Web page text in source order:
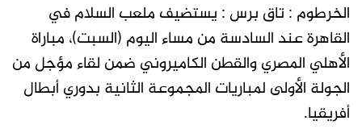
الخرطوم : تاق برس : يستضيف ملعب السلام في
القاهرة عند السادسة من مساء اليوم (السبت)، مباراة
الأهلي المصري والقطن الكاميروني ضمن لقاء مؤجل من
الجولة الأولى لمباريات المجموعة الثانية بدوري أبطال
أفريقيا.